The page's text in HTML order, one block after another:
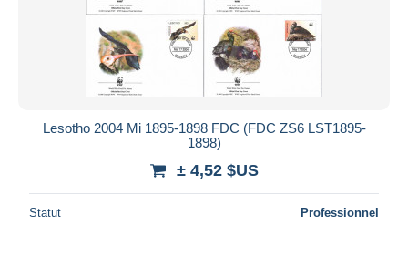
Lesotho 2004 Mi 1895-1898 FDC (FDC ZS6 LST1895-
1898)
± 4,52 $US
Statut Professionnel